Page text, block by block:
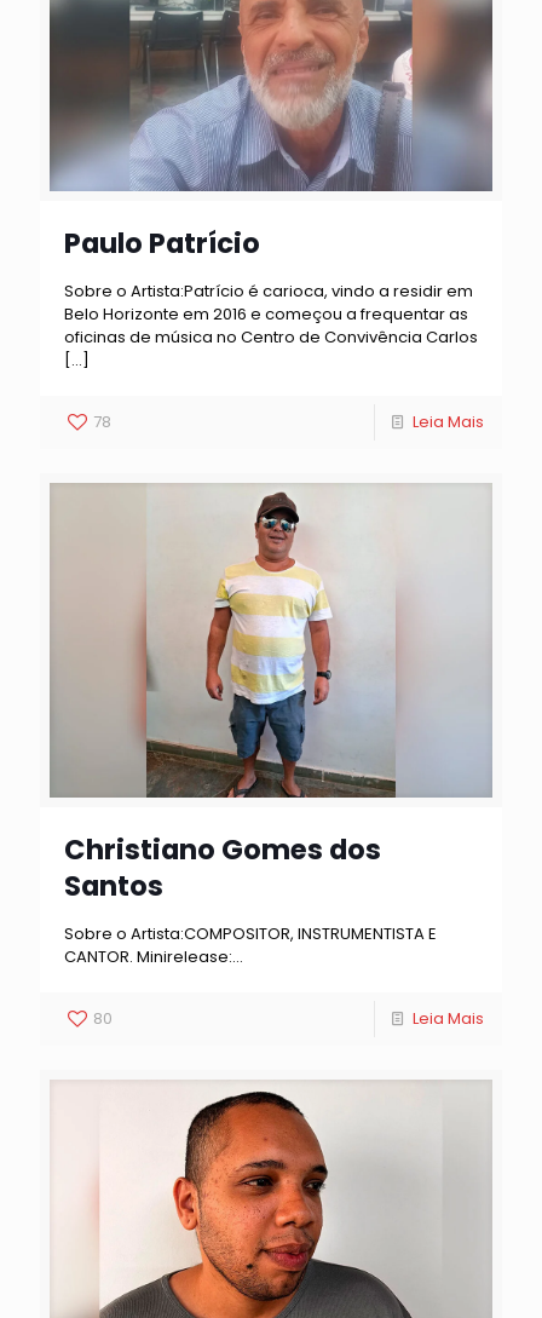
Paulo Patrício
Sobre o Artista:Patrício é carioca, vindo a residir em
Belo Horizonte em 2016 e começou a frequentar as
oficinas de música no Centro de Convivência Carlos
[…]
78 Leia Mais
Christiano Gomes dos
Santos
Sobre o Artista:COMPOSITOR, INSTRUMENTISTA E
CANTOR. Minirelease:…
80 Leia Mais